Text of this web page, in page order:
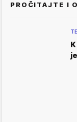
PROČITAJTE I